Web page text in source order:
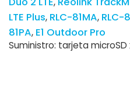
LTE Plus RLC-81MA RLC-
81PA E1 Outdoor Pro
Suministro: tarjeta microSD